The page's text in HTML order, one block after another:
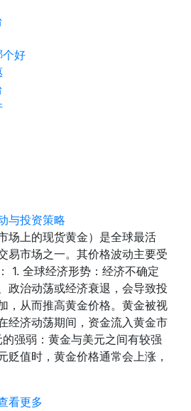
个好
与投资策略
场上的现货黄金）是全球最活
易市场之一。其价格波动主要受
1. 全球经济形势：经济不确定
政治动荡或经济衰退，会导致投
，从而推高黄金价格。黄金被视
经济动荡期间，资金流入黄金市
强弱：黄金与美元之间有较强
贬值时，黄金价格通常会上涨，
看更多